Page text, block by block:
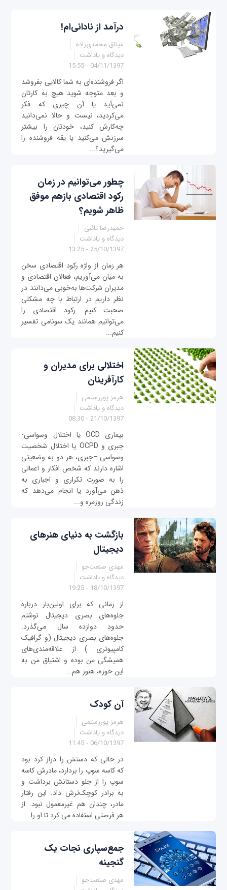
درآمد از نادانی‌ام!
میثاق محمدی‌زاده
دیدگاه و یاداشت
04/11/1397 - 15:55
اگر فروشنده‌ای به شما کالایی بفروشد
و بعد متوجه شوید هیچ به کارتان
نمی‌آید یا آن چیزی که فکر
می‌کردید، نیست و حالا نمی‌دانید
چه‌کارش کنید، خودتان را بیشتر
سرزنش می‌کنید یا یقه فروشنده را
می‌گیرید؟...
چطور می‌توانیم در زمان
رکود اقتصادی بازهم موفق
ظاهر شویم؟
حمیدرضا تائبی
دیدگاه و یاداشت
25/10/1397 - 13:25
هر زمان از واژه رکود اقتصادی سخن
به میان می‌آوریم، فعالان اقتصادی و
مدیران شرکت‌ها به‌خوبی می‌دانند در
نظر داریم در ارتباط با چه مشکلی
صحبت کنیم. رکود اقتصادی را
می‌توانیم همانند یک سونامی تفسیر
کنیم...
اختلالی برای مدیران و
کارآفرینان
هرمز پوررستمی
دیدگاه و یاداشت
21/10/1397 - 08:30
بیماری OCD یا اختلال وسواسی-
جبری و OCPD یا اختلال شخصیت
وسواسی –جبری، هر دو به وضعیتی
اشاره دارند که شخص افکار و اعمالی
را به صورت تکراری و اجباری به
ذهن می‌آورد یا انجام می‌دهد که
زندگی روزمره و...
بازگشت به دنیای هنرهای
دیجیتال
مهدی صنعت‌جو
دیدگاه و یاداشت
18/10/1397 - 19:25
از زمانی که برای اولین‌بار درباره
جلوه‌های بصری دیجیتال نوشتم
حدود دوازده‌ سال می‌گذرد.
جلوه‌های بصری دیجیتال (و گرافیک
کامپیوتری ) از علاقه‌مندی‌های
همیشگی من بود‌ه‌ و اشتیاق من به
این حوزه، هنوز هم...
آن کودک
هرمز پوررستمی
دیدگاه و یاداشت
06/10/1397 - 11:45
در حالی که دستش را دراز کرد بود
که کاسه سوپ را بردارد، مادرش کاسه
سوپ را از جلو دستانش برداشت و
به برادر کوچک‌ترش داد. این رفتار
مادر، چندان هم غیرمعمول نبود. از
هر فرصتی استفاده می کرد تا او را...
جمع‌سپاری نجات یک
گنجینه
مهدی صنعت‌جو